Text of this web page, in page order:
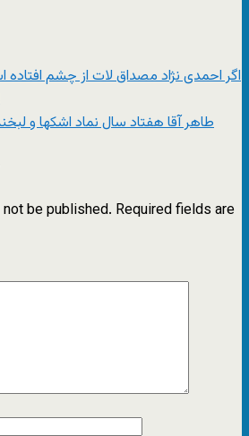
اگر احمدی نژاد مصداق لات از چشم
طاهر آقا هفتاد سال نماد اشکها و
be published. Required fields are